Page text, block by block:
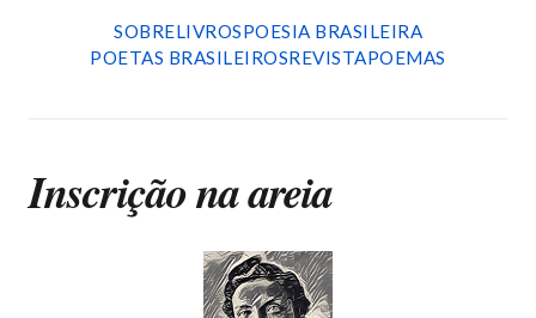
SOBRELIVROSPOESIA BRASILEIRA
POETAS BRASILEIROSREVISTAPOEMAS
Inscrição na areia